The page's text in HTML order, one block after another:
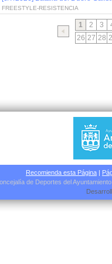
FREESTYLE-RESISTENCIA
1 2 3
26 27 28
Recomienda esta Página |
de Deportes del